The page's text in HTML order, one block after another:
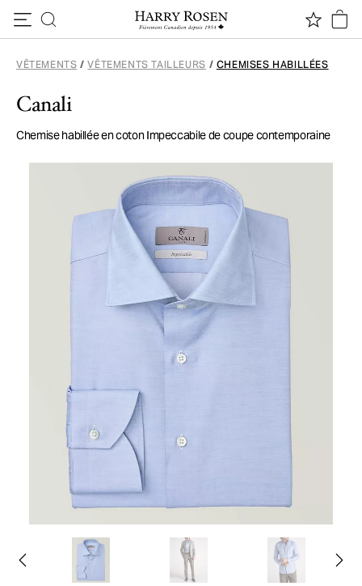
VÊTEMENTS / VÊTEMENTS TAILLEURS / CHEMISES HABILLÉES
Canali
Chemise habillée en coton Impeccabile de coupe contemporaine